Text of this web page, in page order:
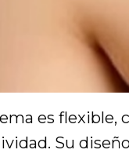
es flexible,
Su